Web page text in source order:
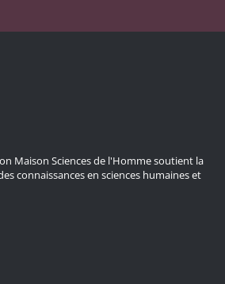
Maison Sciences de l'Homme soutient la
connaissances en sciences humaines et